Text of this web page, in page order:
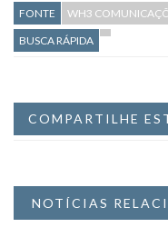
FONTE
WH3
BUSCA RÁPIDA
COMPARTILHE
NOTÍCIAS